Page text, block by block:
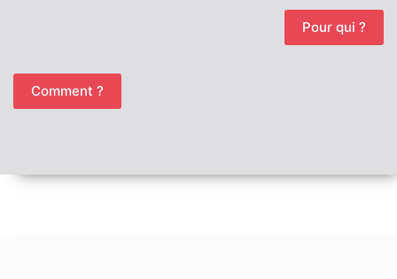
Pour qui ?
Comment ?